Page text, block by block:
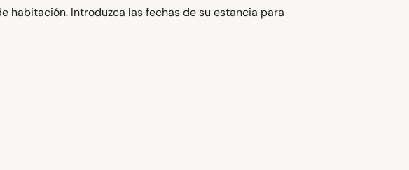
habitación. Introduzca las fechas de su estancia para